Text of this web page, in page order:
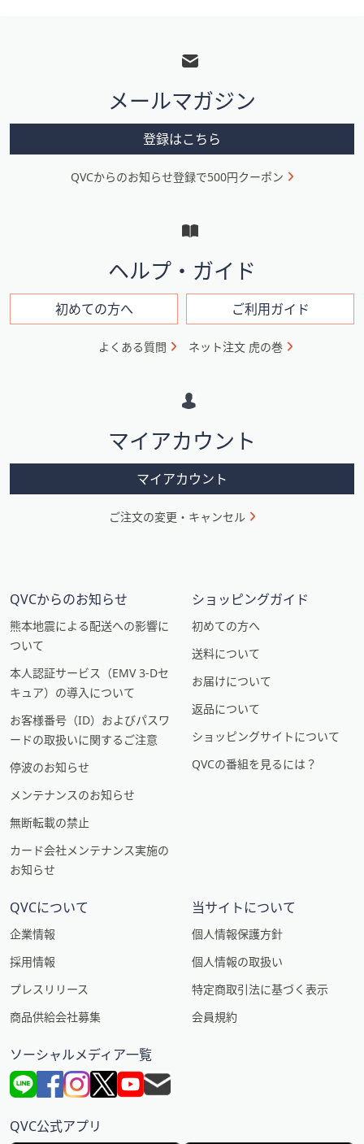
メ
ニ
ン
ン
メールマガジン
登録はこちら
QVCからのお知らせ登録で500円クーポン
ヘルプ・ガイド
初めての方へ ご利用ガイド
よくある質問 ネット注文 虎の巻
マイアカウント
マイアカウント
ご注文の変更・キャンセル
QVCからのお知らせ
熊本地震による配送への影響に
ついて
本人認証サービス（EMV 3-Dセ
キュア）の導入について
お客様番号（ID）およびパスワ
ードの取扱いに関するご注意
停波のお知らせ
メンテナンスのお知らせ
無断転載の禁止
カード会社メンテナンス実施の
お知らせ
ショッピングガイド
初めての方へ
送料について
お届けについて
返品について
ショッピングサイトについて
QVCの番組を見るには？
QVCについて
企業情報
採用情報
プレスリリース
商品供給会社募集
当サイトについて
個人情報保護方針
個人情報の取扱い
特定商取引法に基づく表示
会員規約
ソーシャルメディア一覧
QVC公式アプリ